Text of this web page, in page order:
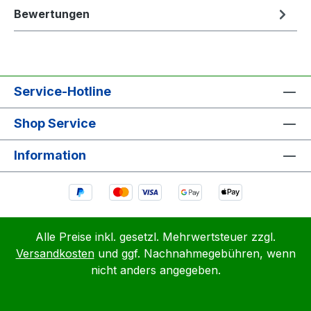
Bewertungen
Service-Hotline
Shop Service
Information
Alle Preise inkl. gesetzl. Mehrwertsteuer zzgl.
Versandkostenund ggf. Nachnahmegebühren, wenn
nicht anders angegeben.